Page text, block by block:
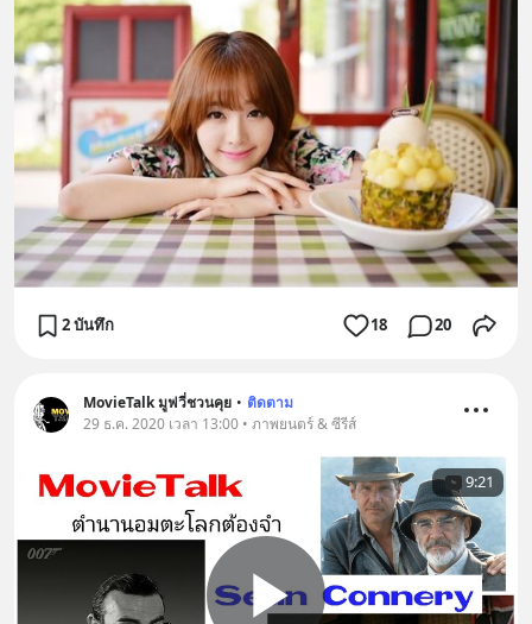
2 บันทึก 18 20
MovieTalk มูฟวี่ชวนคุย • ติดตาม
29 ธ.ค. 2020 เวลา 13:00 • ภาพยนตร์ & ซีรีส์
9:21